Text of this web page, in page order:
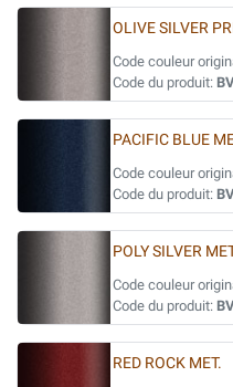
OLIVE SILVER
Code couleur
Code du produit:
PACIFIC BLUE
Code couleur
Code du produit:
POLY SILVER
Code couleur
Code du produit:
RED ROCK MET.